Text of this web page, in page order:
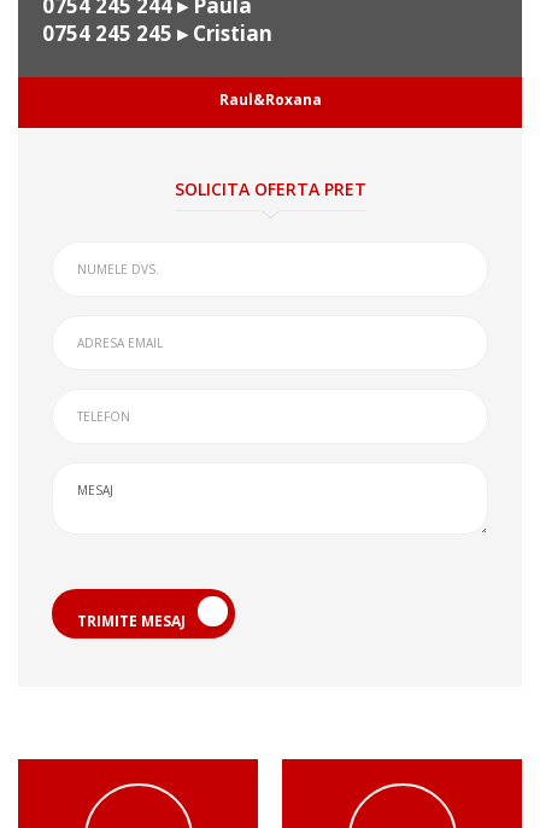
0754 245 244▸ Paula
0754 245 245 ▸ Cristian
Raul&Roxana
SOLICITA OFERTA PRET
TRIMITE MESAJ